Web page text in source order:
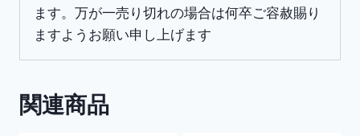
ます。万が一売り切れの場合は何卒ご容赦賜り
ますようお願い申し上げます
関連商品